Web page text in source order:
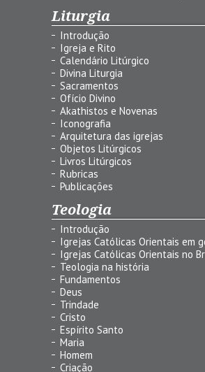
Liturgia
Introdução
Igreja e Rito
Calendário Litúrgico
Divina Liturgia
Sacramentos
Ofício Divino
Akathistos e Novenas
Iconografia
Arquitetura das igrejas
Objetos Litúrgicos
Livros Litúrgicos
Rubricas
Publicações
Teologia
Introdução
Igrejas Católicas Orientais em
Igrejas Católicas Orientais no
Teologia na história
Fundamentos
Deus
Trindade
Cristo
Espírito Santo
Maria
Homem
Criação